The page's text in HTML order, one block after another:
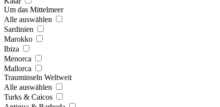
Um das Mittelmeer
Alle auswählen
Sardinien
Marokko
Ibiza
Menorca
Mallorca
Trauminseln Weltweit
Alle auswählen
Turks & Caicos